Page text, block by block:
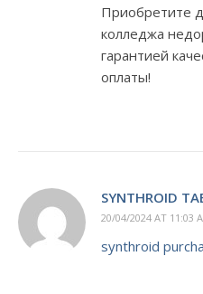
Приобретите
колледжа
гарантией
оплаты!
SYNTHROID
20/04/2024 AT 11:03
synthroid